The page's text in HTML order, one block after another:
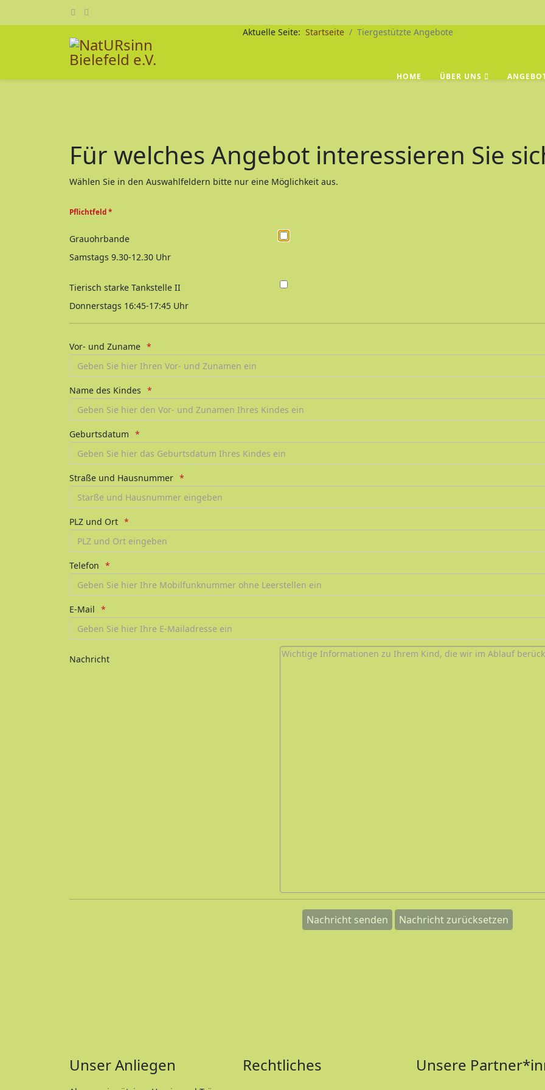
Aktuelle Seite: Startseite Tiergestützte Angebote
HOME ÜBER UNS
Für welches Angebot interessieren Sie
Wählen Sie in den Auswahlfeldern bitte nur eine Möglichkeit aus.
Pflichtfeld *
Grauohrbande
Samstags 9.30-12.30 Uhr
Tierisch starke Tankstelle II
Donnerstags 16:45-17:45 Uhr
Vor- und Zuname
Name des Kindes
Geburtsdatum
Straße und Hausnummer
PLZ und Ort
Telefon
E-Mail
Nachricht
Unser Anliegen Rechtliches Unsere